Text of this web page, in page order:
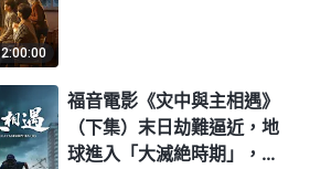
2:00:00
福音電影《灾中與主相遇》
（下集）末日劫難逼近，地
球進入「大滅絶時期」，人